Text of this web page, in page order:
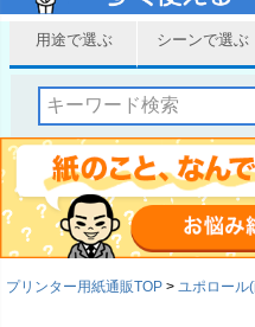
用途で選ぶ シーンで選ぶ
プリンター用紙通販TOP ユポロール